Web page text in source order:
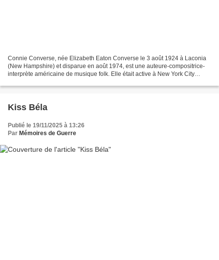
Connie Converse, née Elizabeth Eaton Converse le 3 août 1924 à Laconia
(New Hampshire) et disparue en août 1974, est une auteure-compositrice-
interprète américaine de musique folk. Elle était active à New York City
Kiss Béla
Publié le 19/11/2025 à 13:26
Par Mémoires de Guerre